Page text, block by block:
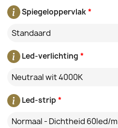
*
Spiegeloppervlak
Standaard
*
Led-verlichting
Neutraal wit 4000K
*
Led-strip
Normaal - Dichtheid 60led/m